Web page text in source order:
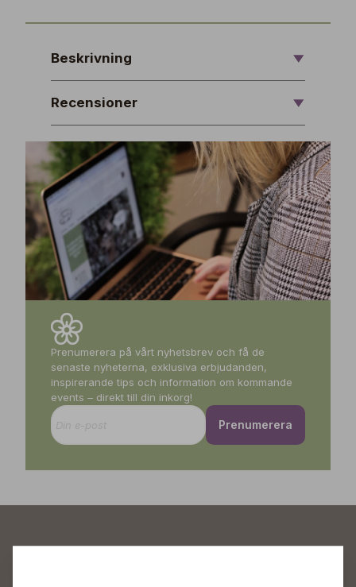
Beskrivning
Recensioner
Prenumerera på vårt nyhetsbrev och få de
senaste nyheterna, exklusiva erbjudanden,
inspirerande tips och information om kommande
events – direkt till din inkorg!
Prenumerera